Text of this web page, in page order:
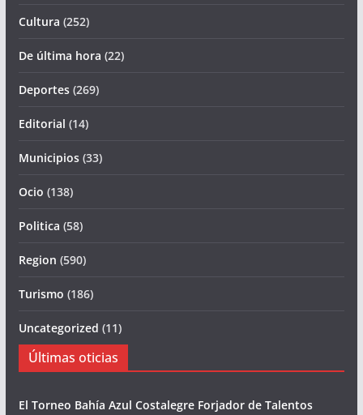
Cultura (252)
De última hora (22)
Deportes(269)
Editorial (14)
Municipios(33)
Ocio (138)
Politica (58)
Region (590)
Turismo (186)
Uncategorized (11)
Últimas oticias
El Torneo Bahía Azul Costalegre Forjador de Talentos